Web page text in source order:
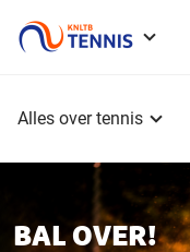
Alles over tennis
BAL OVER!